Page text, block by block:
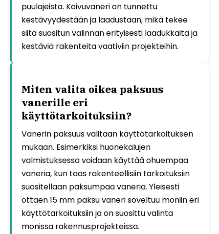
puulajeista. Koivuvaneri on tunnettu
kestävyydestään ja laadustaan, mikä tekee
siitä suositun valinnan erityisesti laadukkaita ja
kestäviä rakenteita vaativiin projekteihin.
Miten valita oikea paksuus
vanerille eri
käyttötarkoituksiin?
Vanerin paksuus valitaan käyttötarkoituksen
mukaan. Esimerkiksi huonekalujen
valmistuksessa voidaan käyttää ohuempaa
vaneria, kun taas rakenteellisiin tarkoituksiin
suositellaan paksumpaa vaneria. Yleisesti
ottaen 15 mm paksu vaneri soveltuu moniin eri
käyttötarkoituksiin ja on suosittu valinta
monissa rakennusprojekteissa.